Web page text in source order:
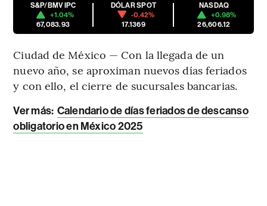
S&P/BMV IPC
+1.04%
67,083.93
DÓLAR SPOT
-0.42%
17.1369
NASDAQ
+0.98%
26,606.12
Ciudad de México — Con la llegada de un
nuevo año, se aproximan nuevos días feriados
y con ello, el cierre de sucursales bancarias.
Ver más: Calendario de días feriados de descanso
obligatorio en México 2025